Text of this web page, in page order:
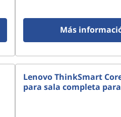
Más
Lenovo ThinkSmart
para sala completa